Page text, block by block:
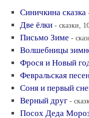
Синичкина сказка
Две ёлки - сказки,
Письмо Зиме -
Волшебницы
Фрося и Новый
Февральская
Соня и первый
Верный друг -
Посох Деда